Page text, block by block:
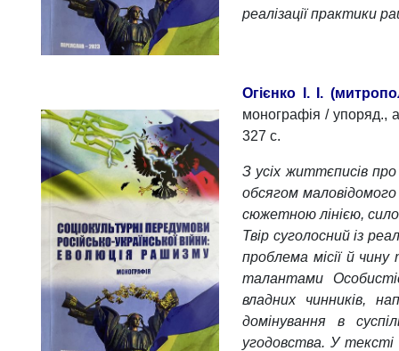
реалізації практики
Огієнко І. І.
монографія / упоряд.,
327 с.
З усіх життєписів про
обсягом
сюжетною лінією,
Твір суголосний із
проблема місії й
талантами
владних чинників,
домінування в
угодовства. У